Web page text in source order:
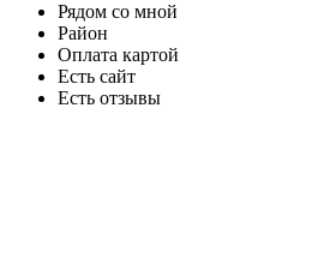
Рядом со мной
Район
Оплата картой
Есть сайт
Есть отзывы